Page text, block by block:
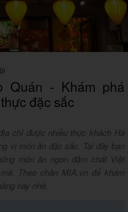
Quán - Khám phá
đặc sắc
chỉ được nhiều thực khách Hà
vị món ăn đặc sắc. Tại đây bạn
món ăn ngon đậm chất Việt
Theo chân MIA.vn để khám
này nhé.